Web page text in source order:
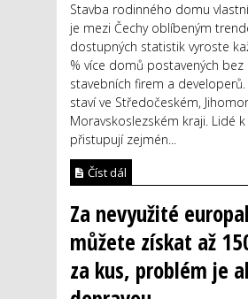
Stavba rodinného domu
je mezi Čechy oblíbeným
dostupných statistik vyroste
% více domů postavených bez
stavebních firem a
staví ve Středočeském,
Moravskoslezském kraji. Lidé
přistupují zejmén...
Číst dál
Za nevyužité
můžete získat až
za kus, problém je